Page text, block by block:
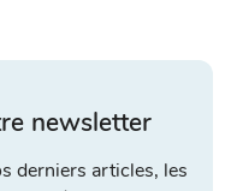
newsletter
derniers articles, les